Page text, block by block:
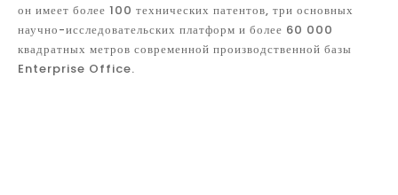
он имеет более 100 технических патентов, три основных
научно-исследовательских платформ и более 60 000
квадратных метров современной производственной базы
Enterprise Office.